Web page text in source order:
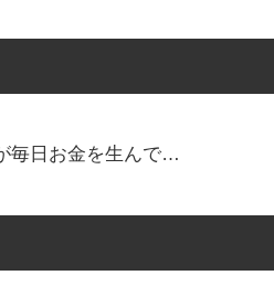
毎日お金を生んで…